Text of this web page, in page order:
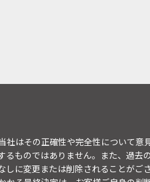
はその正確性や完全性について意
ものではありません。また、過去
に変更または削除されることがご